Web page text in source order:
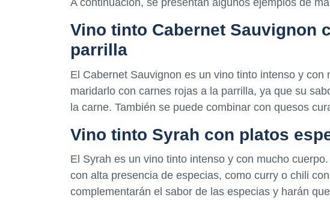
A continuación, se presentan algunos ejemplos de
Vino tinto Cabernet Sauvignon
parrilla
El Cabernet Sauvignon es un vino tinto intenso y
maridarlo con carnes rojas a la parrilla, ya que su
la carne. También se puede combinar con quesos
Vino tinto Syrah con platos
El Syrah es un vino tinto intenso y con mucho
con alta presencia de especias, como curry o chili
complementarán el sabor de las especias y harán